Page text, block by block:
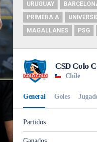
URUGUAY
PRIMERA A
MAGALLANES
PSG